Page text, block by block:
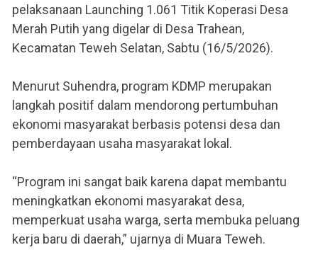
pelaksanaan Launching 1.061 Titik Koperasi Desa
Merah Putih yang digelar di Desa Trahean,
Kecamatan Teweh Selatan, Sabtu (16/5/2026).
Menurut Suhendra, program KDMP merupakan
langkah positif dalam mendorong pertumbuhan
ekonomi masyarakat berbasis potensi desa dan
pemberdayaan usaha masyarakat lokal.
“Program ini sangat baik karena dapat membantu
meningkatkan ekonomi masyarakat desa,
memperkuat usaha warga, serta membuka peluang
kerja baru di daerah,” ujarnya di Muara Teweh.